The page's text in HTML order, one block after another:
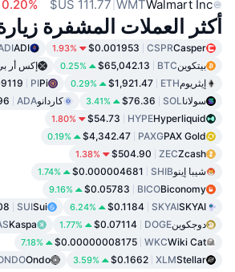
Walmart Inc
WMT
0.20%
أكثر العملات المشفرة
Casper
CSPR
$0.001953
1.93%
ADI
بيتكوينBTC
$65,042.13
0.25% إكس أر
إيثريومETH
$1,921.47
0.29%
Pi
PI
سولانا SOL
$76.36
3.41% كاردانوADA
Hyperliquid
HYPE
$54.73
1.80%
PAX Gold
PAXG
$4,342.47
0.19%
Zcash
ZEC
$504.90
1.38%
شيبا إينوSHIB
$0.000004681
1.74%
Biconomy
BICO
$0.05783
9.16%
SKYAI
SKYAI
$0.1184
6.24%
Sui
SUI
دوجكوينDOGE
$0.07114
1.77%
Kaspa
Wiki Cat
WKC
$0.00000008175
7.18%
Stellar
XLM
$0.1662
3.59%
Ondo